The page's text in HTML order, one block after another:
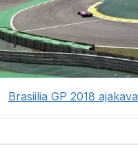
Brasiilia GP 2018 ajakava